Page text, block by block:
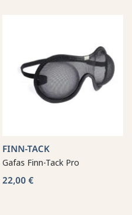
FINN-TACK
Gafas Finn-Tack Pro
22,00 €